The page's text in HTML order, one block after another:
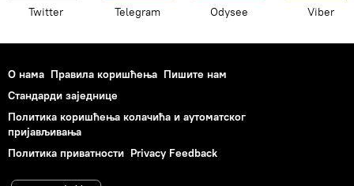
Twitter Telegram Odysee Viber
О нама Правила коришћења Пишите нам
Стандарди заједнице
Политика коришћења колачића и аутоматског
пријављивања
Политика приватности Privacy Feedback